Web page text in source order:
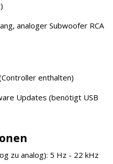
analoger Subwoofer RCA
enthalten)
Updates (benötigt USB
zu analog): 5 Hz - 22 kHz